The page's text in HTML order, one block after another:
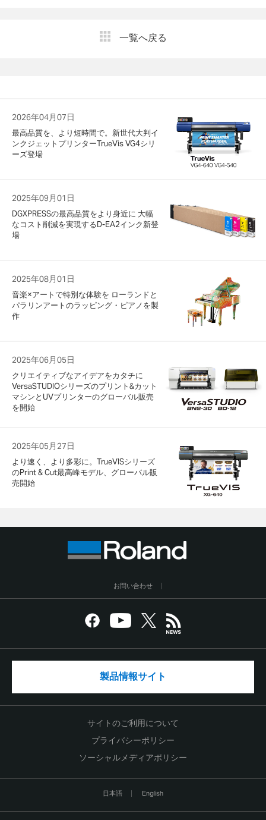
一覧へ戻る
2026年04月07日
最高品質を、より短時間で。新世代大判イ
ンクジェットプリンターTrueVis VG4シリ
ーズ登場
2025年09月01日
DGXPRESSの最高品質をより身近に 大幅
なコスト削減を実現するD-EA2インク新登
場
2025年08月01日
音楽×アートで特別な体験を ローランドと
パラリンアートのラッピング・ピアノを製
作
2025年06月05日
クリエイティブなアイデアをカタチに
VersaSTUDIOシリーズのプリント&カット
マシンとUVプリンターのグローバル販売
を開始
2025年05月27日
より速く、より多彩に。TrueVISシリーズ
のPrint & Cut最高峰モデル、グローバル販
売開始
お問い合わせ
製品情報サイト
サイトのご利用について
プライバシーポリシー
ソーシャルメディアポリシー
日本語 English